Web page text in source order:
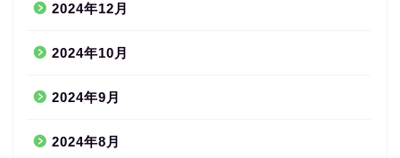
2024年12月
2024年10月
2024年9月
2024年8月